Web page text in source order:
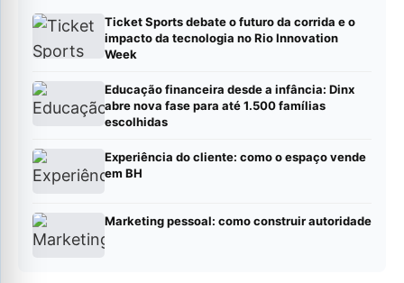
Ticket Sports debate o futuro da corrida e o
impacto da tecnologia no Rio Innovation
Week
Educação financeira desde a infância: Dinx
abre nova fase para até 1.500 famílias
escolhidas
Experiência do cliente: como o espaço vende
em BH
Marketing pessoal: como construir autoridade